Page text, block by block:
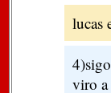
lucas
viro a